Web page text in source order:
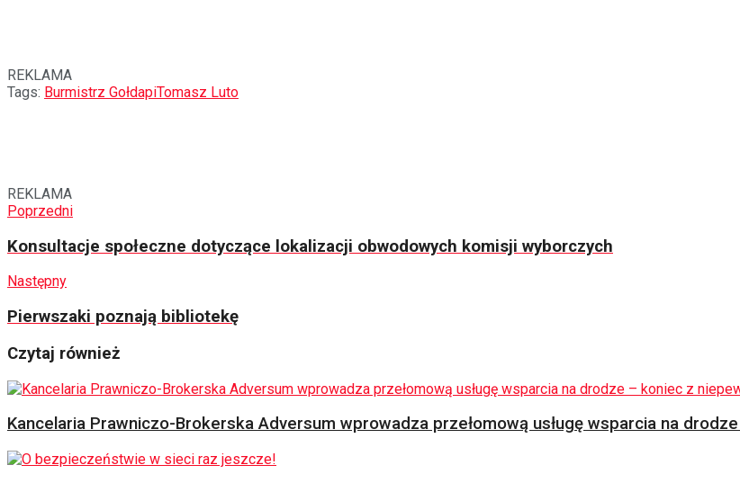
REKLAMA
Tags: Burmistrz GołdapiTomasz Luto
REKLAMA
Poprzedni
Konsultacje społeczne dotyczące lokalizacji obwodowych komisji wyborczych
Następny
Pierwszaki poznają bibliotekę
Czytaj również
Kancelaria Prawniczo-Brokerska Adversum wprowadza przełomową usługę wsparcia na